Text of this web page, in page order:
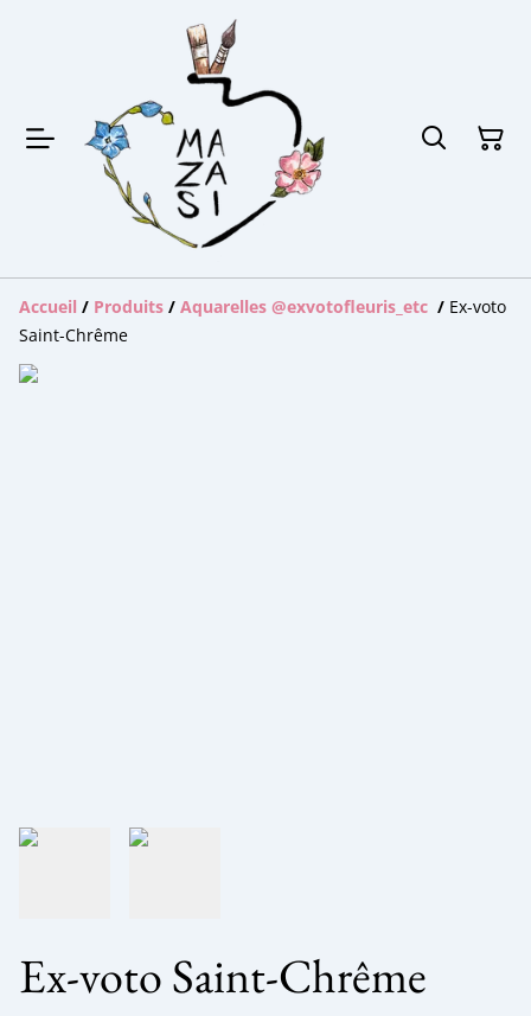
Accueil / Produits / Aquarelles @exvotofleuris_etc / Ex-voto
Saint-Chrême
Ex-voto Saint-Chrême